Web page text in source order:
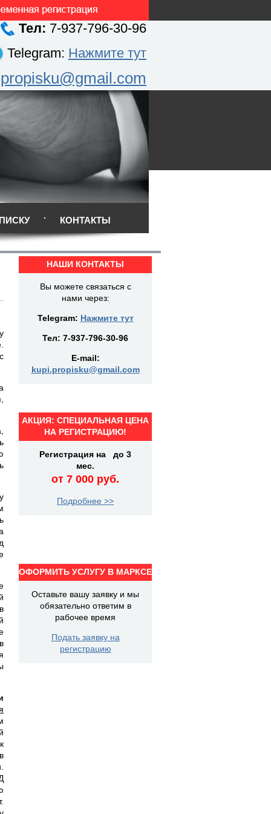
Тел: 7-937-796-30-96
Telegram: Нажмите тут
КОНТАКТЫ
НАШИ КОНТАКТЫ
Вы можете связаться с
нами через:
Telegram: Нажмите тут
Тел: 7-937-796-30-96
E-mail:
kupi.propisku@gmail.com
АКЦИЯ: СПЕЦИАЛЬНАЯ ЦЕНА
НА РЕГИСТРАЦИЮ!
Регистрация на до 3
мес.
от 7 000 руб.
Подробнее >>
ОФОРМИТЬ УСЛУГУ В МАРКСЕ
Оставьте вашу заявку и мы
обязательно ответим в
рабочее время
Подать заявку на
регистрацию